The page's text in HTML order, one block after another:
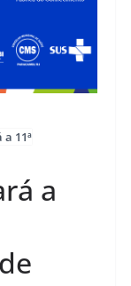
11ª
a